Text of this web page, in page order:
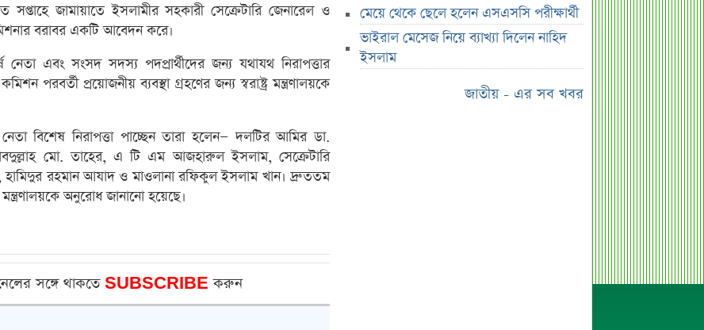
সপ্তাহে জামায়াতে ইসলামীর সহকারী সেক্রেটারি জেনারেল ও
বরাবর একটি আবেদন করে।
এবং সংসদ সদস্য পদপ্রার্থীদের জন্য যথাযথ নিরাপত্তার
পরবর্তী প্রয়োজনীয় ব্যবস্থা গ্রহণের জন্য স্বরাষ্ট্র মন্ত্রণালয়কে
বিশেষ নিরাপত্তা পাচ্ছেন তারা হলেন— দলটির আমির ডা.
মো. তাহের, এ টি এম আজহারুল ইসলাম, সেক্রেটারি
হামিদুর রহমান আযাদ ও মাওলানা রফিকুল ইসলাম খান। দ্রুততম
অনুরোধ জানানো হয়েছে।
সঙ্গে থাকতে SUBSCRIBEকরুন
ভাইরাল মেসেজ নিয়ে ব্যাখ্যা দিলেন নাহিদ
ইসলাম
তাপমাত্রা নিয়ে নতুন পূর্বাভাস দিল
সহপাঠীদের ব্যক্তিগত ছবি বিদেশে
মেয়ে থেকে ছেলে হলেন এসএসসি পরীক্ষার্থী
ভাইরাল মেসেজ নিয়ে ব্যাখ্যা দিলেন নাহিদ
ইসলাম
জাতীয় - এর সব খবর